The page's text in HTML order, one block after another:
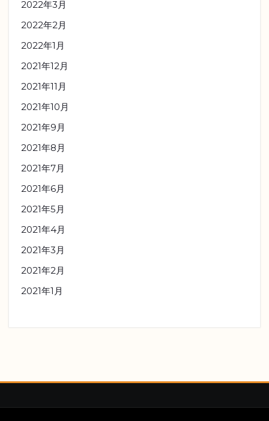
2022年3月
2022年2月
2022年1月
2021年12月
2021年11月
2021年10月
2021年9月
2021年8月
2021年7月
2021年6月
2021年5月
2021年4月
2021年3月
2021年2月
2021年1月